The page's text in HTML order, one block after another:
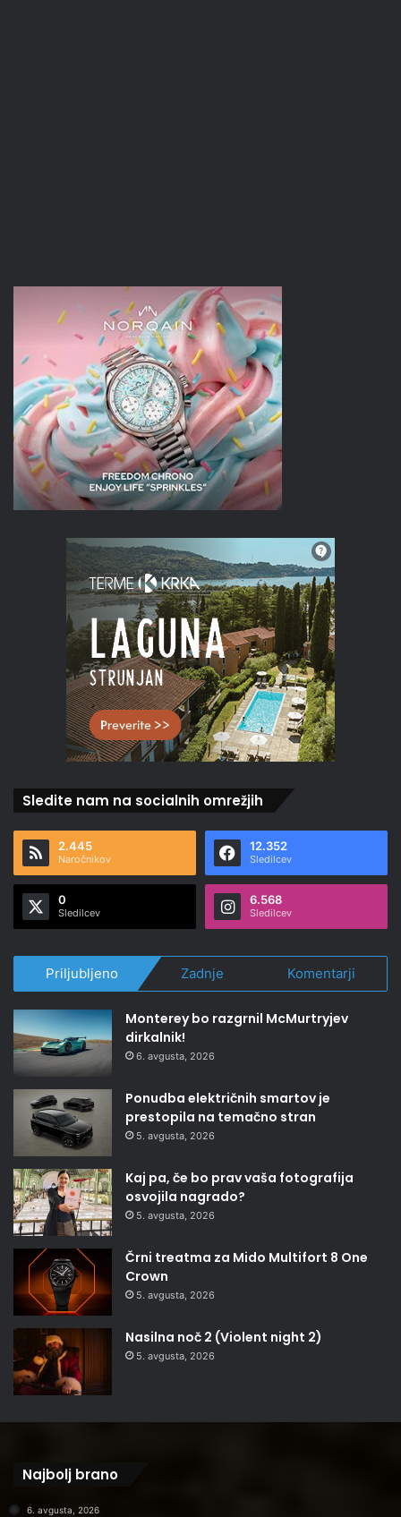
Sledite nam na socialnih omrežjih
2.445
Naročnikov
12.352
Sledilcev
0
Sledilcev
6.568
Sledilcev
Priljubljeno Zadnje Komentarji
Monterey bo razgrnil McMurtryjev
dirkalnik!
6. avgusta, 2026
Ponudba električnih smartov je
prestopila na temačno stran
5. avgusta, 2026
Kaj pa, če bo prav vaša fotografija
osvojila nagrado?
5. avgusta, 2026
Črni treatma za Mido Multifort 8 One
Crown
5. avgusta, 2026
Nasilna noč 2 (Violent night 2)
5. avgusta, 2026
Najbolj brano
6. avgusta, 2026